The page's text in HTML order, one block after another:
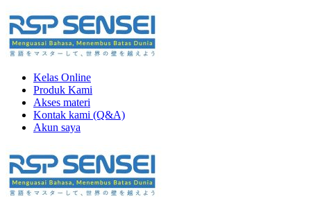
ke
konten
Kelas Online
Produk Kami
Akses materi
Kontak kami (Q&A)
Akun saya